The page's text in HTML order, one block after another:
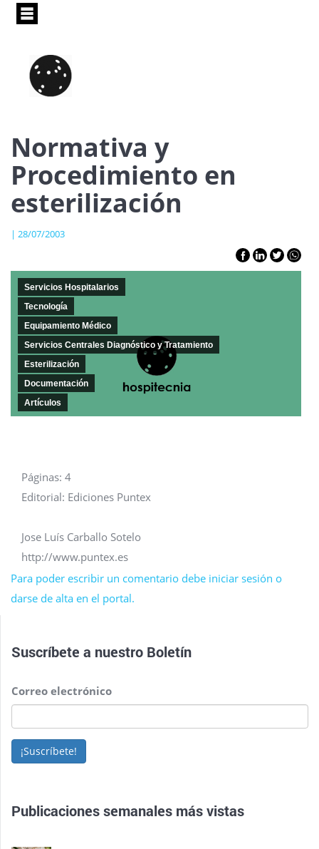
Pasar
principal
Normativa y
Procedimiento en
esterilización
| 28/07/2003
Servicios Hospitalarios
Tecnología
Equipamiento Médico
Servicios Centrales Diagnóstico y Tratamiento
Esterilización
Documentación
Artículos
Páginas: 4
Editorial: Ediciones Puntex
Jose Luís Carballo Sotelo
http://www.puntex.es
Para poder escribir un comentario debe iniciar sesión o
darse de alta en el portal.
Suscríbete a nuestro Boletín
Correo electrónico
¡Suscríbete!
Publicaciones semanales más vistas